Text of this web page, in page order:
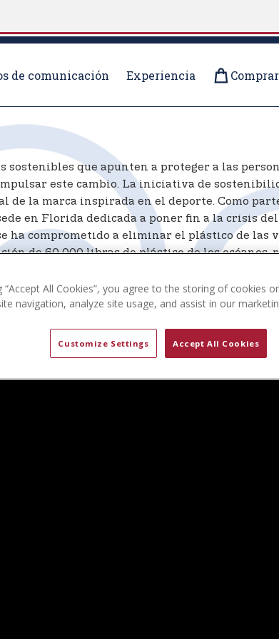
de comunicación Experiencia
ASSN.
sostenibles que apunten a proteger a las
este cambio. La iniciativa de
la marca inspirada en el deporte. Como
en Florida dedicada a poner fin a la crisis
ha comprometido a eliminar el plástico de
de 60 000 libras de plástico de los océanos,
han eliminado colectivamente más
“Accept All Cookies”, you agree to the storing of cookies
navigation, analyze site usage, and assist in our
Customize Settings Accept All Cookies